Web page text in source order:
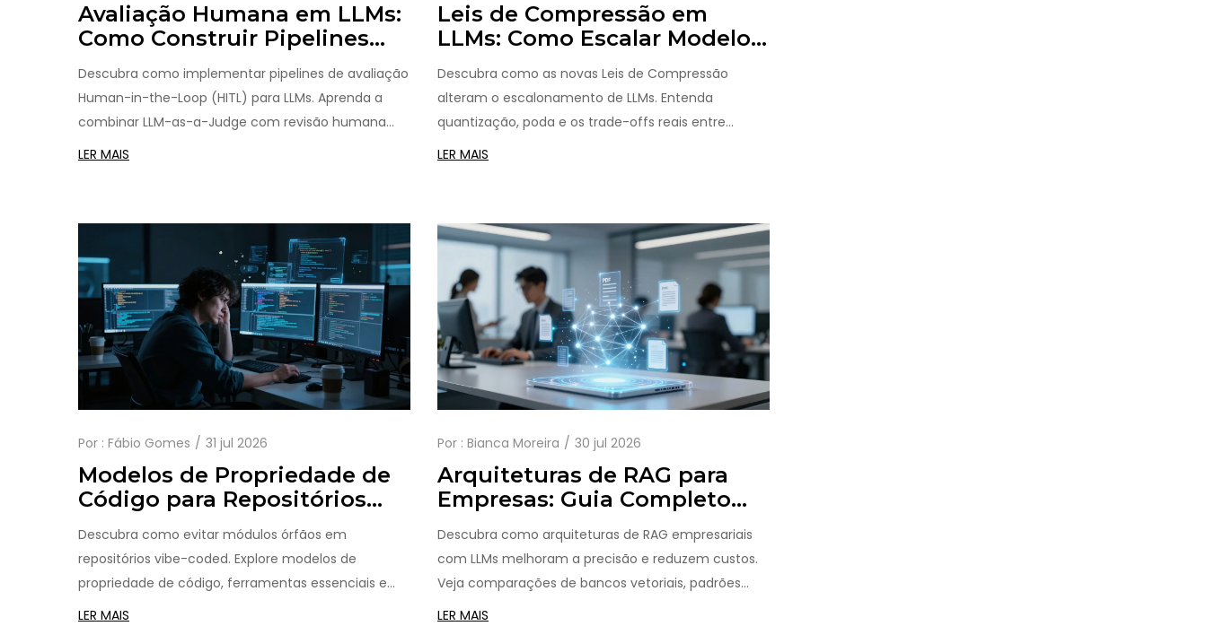
Avaliação Humana em LLMs:
Como Construir Pipelines
HITL para Modelos de
Linguagem
Descubra como implementar pipelines de avaliação
Human-in-the-Loop (HITL) para LLMs. Aprenda a
combinar LLM-as-a-Judge com revisão humana
para garantir qualidade, reduzir viés e escalar testes
LER MAIS
Leis de Compressão em
LLMs: Como Escalar Modelos
sem Perder Performance
Descubra como as novas Leis de Compressão
alteram o escalonamento de LLMs. Entenda
quantização, poda e os trade-offs reais entre
velocidade e precisão em modelos de IA.
LER MAIS
Por : Fábio Gomes 31 jul 2026
Modelos de Propriedade de
Código para Repositórios
Vibe-Coded: Evitando
Módulos Órfãos
Descubra como evitar módulos órfãos em
repositórios vibe-coded. Explore modelos de
propriedade de código, ferramentas essenciais e
estratégias de governança para garantir
LER MAIS
Por : Bianca Moreira 30 jul 2026
Arquiteturas de RAG para
Empresas: Guia Completo
com LLMs
Descubra como arquiteturas de RAG empresariais
com LLMs melhoram a precisão e reduzem custos.
Veja comparações de bancos vetoriais, padrões
centralizados vs. federados e dicas de segurança.
LER MAIS